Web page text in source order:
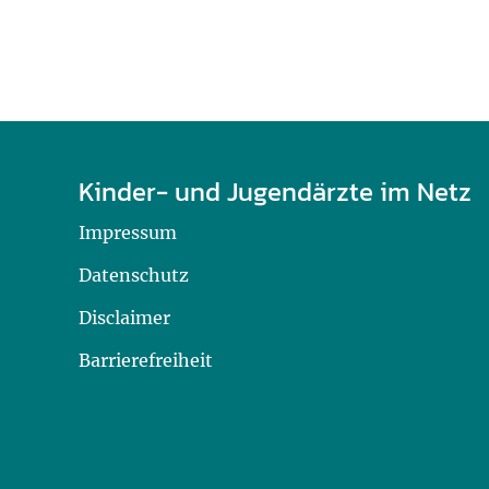
Kinder- und Jugendärzte im Netz
Impressum
Datenschutz
Disclaimer
Barrierefreiheit